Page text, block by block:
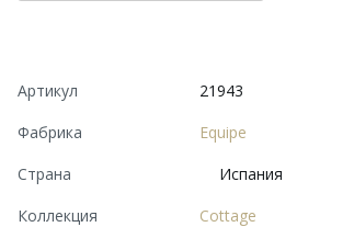
Артикул
21943
Фабрика
Equipe
Страна
Испания
Коллекция
Cottage